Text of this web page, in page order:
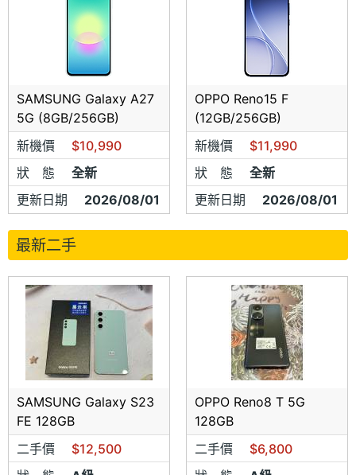
輸線.旅充頭.耳機.電池....等) 不得遺漏任
何相關配件
2.新品不良手機 必須為7日內 無刮傷 無
泡水 無損壞(非人為因素)
3.換貨須經由 原廠及代理商(神腦 聯強
全虹 震旦 台哥大)作為檢定 需5-10個工
作天(非立即或當天更換新品)
營業地址
台北市大同區民生西路94號
週一至週日 中午12點至晚上10點(除夕營業至下午五點，
初一初二公休，初三開工大吉)
SAMSUNG Galaxy A27
5G (8GB/256GB)
新機價
$10,990
狀 態
全新
更新日期
2026/08/01
OPPO Reno15 F
(12GB/256GB)
新機價
$11,990
狀 態
全新
更新日期
2026/08/01
最新二手
SAMSUNG Galaxy S23
FE 128GB
二手價
$12,500
OPPO Reno8 T 5G
128GB
二手價
$6,800